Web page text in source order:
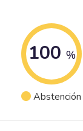
100 %
Abstención